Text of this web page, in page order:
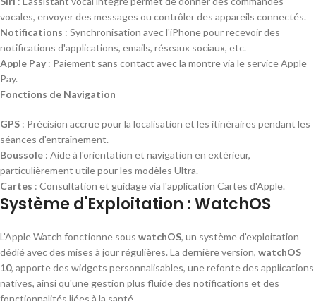
vocales, envoyer des messages ou contrôler des appareils connectés.
Notifications : Synchronisation avec l'iPhone pour recevoir des
notifications d'applications, emails, réseaux sociaux, etc.
Apple Pay : Paiement sans contact avec la montre via le service Apple
Pay.
Fonctions de Navigation
GPS : Précision accrue pour la localisation et les itinéraires pendant les
séances d'entraînement.
Boussole : Aide à l'orientation et navigation en extérieur,
particulièrement utile pour les modèles Ultra.
Cartes : Consultation et guidage via l'application Cartes d'Apple.
Système d'Exploitation : WatchOS
L'Apple Watch fonctionne sous watchOS, un système d'exploitation
dédié avec des mises à jour régulières. La dernière version, watchOS
10, apporte des widgets personnalisables, une refonte des applications
natives, ainsi qu'une gestion plus fluide des notifications et des